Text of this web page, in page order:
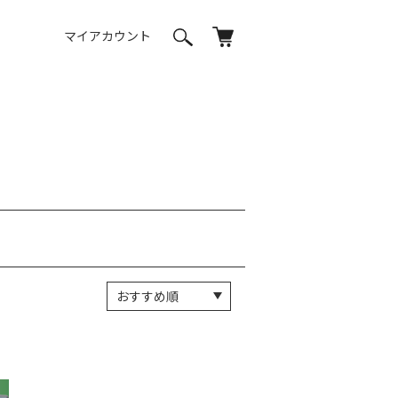
マイアカウント